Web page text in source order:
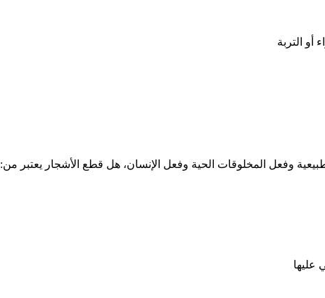
أو التربة
وفعل المخلوقات الحية وفعل الإنسان، هل قطع الأشجار يعتبر من:
عليها